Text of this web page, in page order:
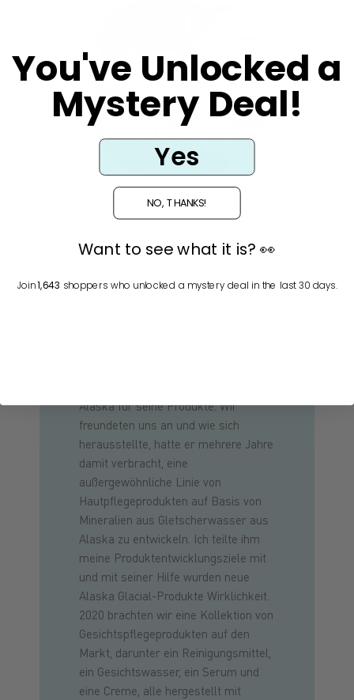
Ich habe im Laufe der Jahre mehrere
Kosmetikchemiker kontaktiert, die
Gletscherwassers abgeschreckt
hielten. 2010 wurde ich von einem
Alaska für seine Produkte. Wir
freundeten uns an und wie sich
herausstellte, hatte er mehrere Jahre
damit verbracht, eine
außergewöhnliche Linie von
Hautpflegeprodukten auf Basis von
Mineralien aus Gletscherwasser aus
Alaska zu entwickeln. Ich teilte ihm
meine Produktentwicklungsziele mit
und mit seiner Hilfe wurden neue
Alaska Glacial-Produkte Wirklichkeit.
2020 brachten wir eine Kollektion von
Gesichtspflegeprodukten auf den
Markt, darunter ein Reinigungsmittel,
ein Gesichtswasser, ein Serum und
eine Creme, alle hergestellt mit
You've Unlocked a
Mystery Deal!
Yes
NO, THANKS!
Want to see what it is? 👀
Join1,643 shoppers who unlocked a mystery deal in the last 30 days.